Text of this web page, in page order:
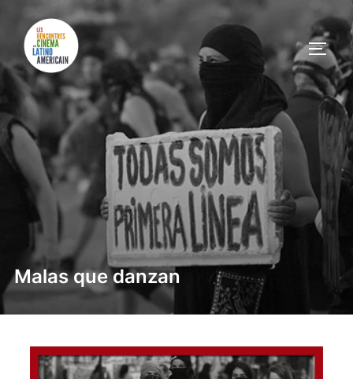
Malas que danzan